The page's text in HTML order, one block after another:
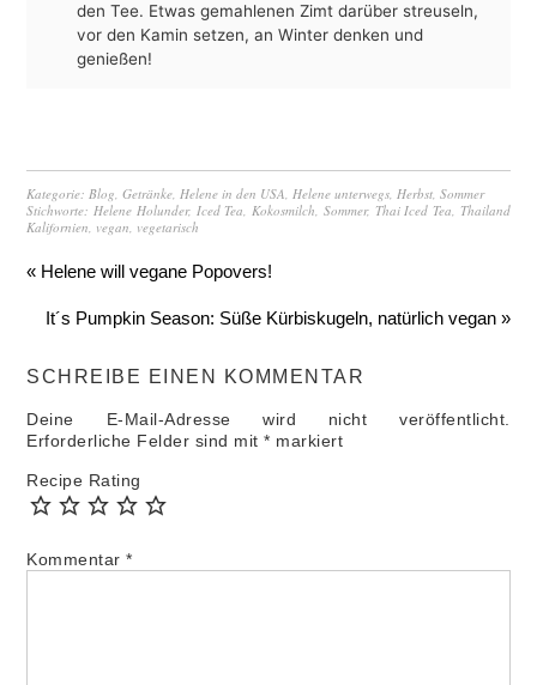
den Tee. Etwas gemahlenen Zimt darüber streuseln,
vor den Kamin setzen, an Winter denken und
genießen!
Kategorie:Blog,Getränke,Helene in den USA,Helene unterwegs,Herbst,Sommer
Stichworte:Helene Holunder, Iced Tea,Kokosmilch, Sommer, Thai Iced Tea, Thailand
Kalifornien, vegan, vegetarisch
« Helene will vegane Popovers!
It´s Pumpkin Season: Süße Kürbiskugeln, natürlich vegan »
SCHREIBE EINEN KOMMENTAR
Deine E-Mail-Adresse wird nicht veröffentlicht.
Erforderliche Felder sind mit* markiert
Recipe Rating
Kommentar*